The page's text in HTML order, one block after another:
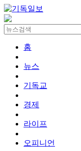
홈
뉴스
기독교
경제
라이프
오피니언